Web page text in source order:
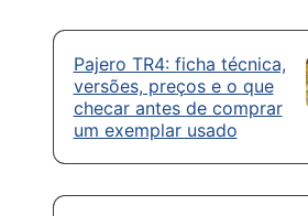
Pajero TR4: ficha técnica,
versões, preços e o que
checar antes de comprar
um exemplar usado